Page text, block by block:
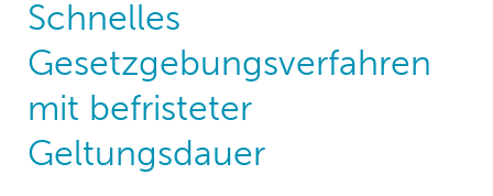
Schnelles
Gesetzgebungsverfahren
mit befristeter
Geltungsdauer